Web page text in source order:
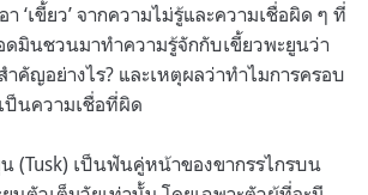
‘เขี้ยว’ จากความไม่รู้และความเชื่อผิด ๆ ที่
มินชวนมาทำความรู้จักกับเขี้ยวพะยูนว่า
ำคัญอย่างไร? และเหตุผลว่าทำไมการครอบ
ป็นความเชื่อที่ผิด
(Tusk) เป็นฟันคู่หน้าของขากรรไกรบน